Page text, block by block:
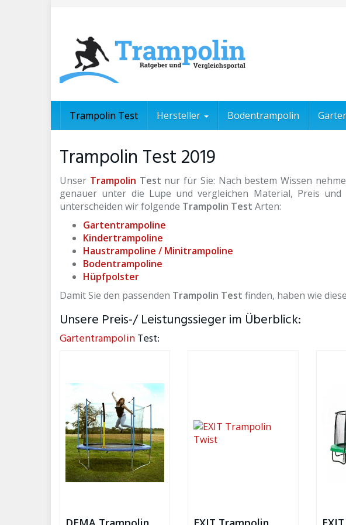
Trampolin Test Hersteller Bodentrampolin
Trampolin Test 2019
Unser Trampolin Test nur für Sie: Nach bestem Wissen
genauer unter die Lupe und vergleichen Material, Preis
unterscheiden wir folgende Trampolin Test Arten:
Gartentrampoline
Kindertrampoline
Haustrampoline / Minitrampoline
Bodentrampoline
Hüpfpolster
Damit Sie den passenden Trampolin Test finden, haben wie
Unsere Preis-/ Leistungssieger im Überblick:
GartentrampolinTest: